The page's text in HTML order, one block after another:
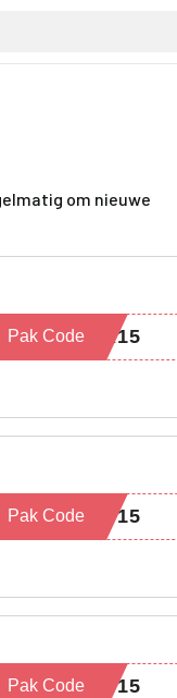
om nieuwe
ER15
Pak Code
NT15
Pak Code
ST15
Pak Code